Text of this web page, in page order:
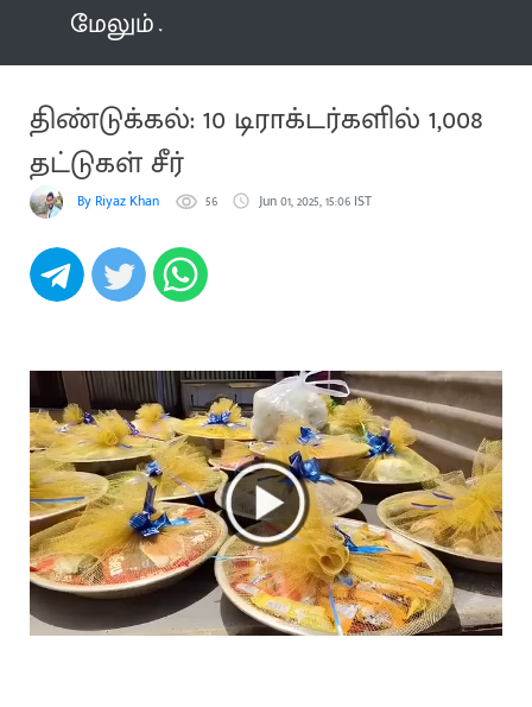
மேலும்
திண்டுக்கல்: 10 டிராக்டர்களில் 1,008
தட்டுகள் சீர்
By Riyaz Khan 56 Jun 01, 2025, 15:06 IST